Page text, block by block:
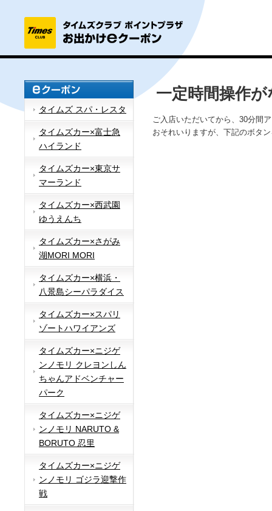
タイムズ スパ・レスタ
タイムズカー×富士急
ハイランド
タイムズカー×東京サ
マーランド
タイムズカー×西武園
ゆうえんち
タイムズカー×さがみ
湖MORI MORI
タイムズカー×横浜・
八景島シーパラダイス
タイムズカー×スパリ
ゾートハワイアンズ
タイムズカー×ニジゲ
ンノモリ クレヨンしん
ちゃんアドベンチャー
パーク
タイムズカー×ニジゲ
ンノモリ NARUTO &
BORUTO 忍里
タイムズカー×ニジゲ
ンノモリ ゴジラ迎撃作
戦
一定時間操作
ご入店いただいてから、30分間
おそれいりますが、下記のボタ